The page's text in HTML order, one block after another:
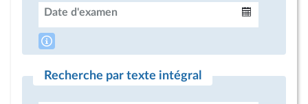
Date d'examen
Recherche par texte intégral